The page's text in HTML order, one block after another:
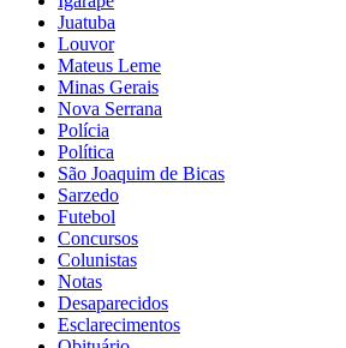
Juatuba
Louvor
Mateus Leme
Minas Gerais
Nova Serrana
Polícia
Política
São Joaquim de Bicas
Sarzedo
Futebol
Concursos
Colunistas
Notas
Desaparecidos
Esclarecimentos